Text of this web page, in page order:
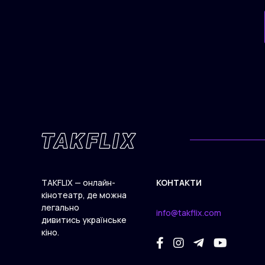
TAKFLIX — онлайн-
кінотеатр, де можна
легально
дивитись українське
кіно.
КОНТАКТИ
info@takflix.com